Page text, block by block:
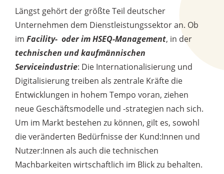
Längst gehört der größte Teil deutscher
Unternehmen dem Dienstleistungssektor an. Ob
im Facility- oder im HSEQ-Management, in der
technischen und kaufmännischen
Serviceindustrie: Die Internationalisierung und
Digitalisierung treiben als zentrale Kräfte die
Entwicklungen in hohem Tempo voran, ziehen
neue Geschäftsmodelle und -strategien nach sich.
Um im Markt bestehen zu können, gilt es, sowohl
die veränderten Bedürfnisse der Kund:Innen und
Nutzer:Innen als auch die technischen
Machbarkeiten wirtschaftlich im Blick zu behalten.